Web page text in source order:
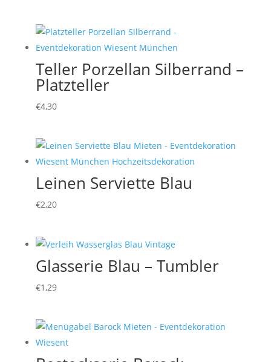
Teller Porzellan Silberrand –
Platzteller
€4,30
Leinen Serviette Blau
€2,20
Glasserie Blau – Tumbler
€1,29